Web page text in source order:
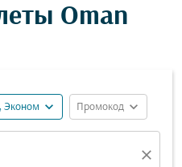
Oman
Эконом expand_more Промокод expand_more
close